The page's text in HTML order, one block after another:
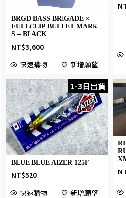
BRGD BASS BRIGADE ×
FULLCLIP BULLET MARK
S – BLACK
NT$3,600
快速購物
新增願望
1-3日出貨
BLUE BLUE AIZER 125F
NT$520
快速購物
新增願望